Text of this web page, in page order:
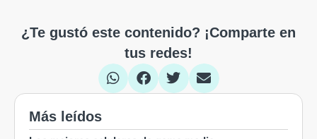
¿Te gustó este contenido? ¡Comparte en
tus redes!
Más leídos